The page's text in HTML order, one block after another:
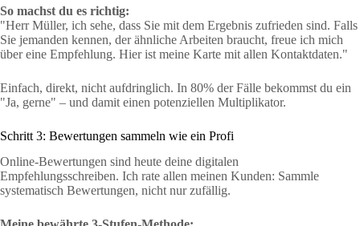
So machst du es richtig:
"Herr Müller, ich sehe, dass Sie mit dem Ergebnis zufrieden sind. Falls
Sie jemanden kennen, der ähnliche Arbeiten braucht, freue ich mich
über eine Empfehlung. Hier ist meine Karte mit allen Kontaktdaten."
Einfach, direkt, nicht aufdringlich. In 80% der Fälle bekommst du ein
"Ja, gerne" – und damit einen potenziellen Multiplikator.
Schritt 3: Bewertungen sammeln wie ein Profi
Online-Bewertungen sind heute deine digitalen
Empfehlungsschreiben. Ich rate allen meinen Kunden: Sammle
systematisch Bewertungen, nicht nur zufällig.